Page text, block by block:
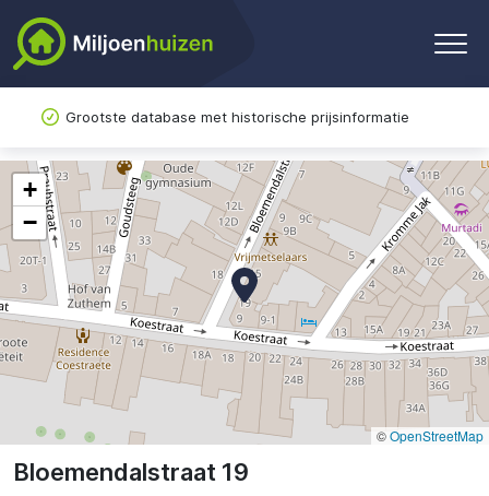
Grootste database met historische prijsinformatie
Bloemendalstraat 19
+
−
©OpenStreetMap